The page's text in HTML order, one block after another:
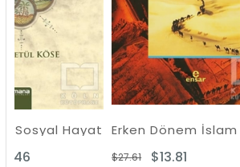
Erken Dönem İslam Tarihinde Asabiyet
$13.81